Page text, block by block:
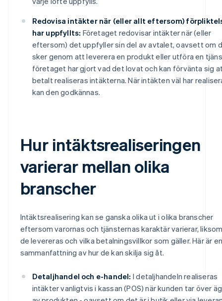
Redovisa intäkter när (eller allt eftersom)
har uppfyllts: Företaget redovisar intäkter när (eller
eftersom) det uppfyller sin del av avtalet, oavsett om
sker genom att leverera en produkt eller utföra en
företaget har gjort vad det lovat och kan förvänta sig
betalt realiseras intäkterna. När intäkten väl har
kan den godkännas.
Hur intäktsrealiseringen
varierar mellan olika
branscher
Intäktsrealisering kan se ganska olika ut i olika branscher
eftersom varornas och tjänsternas karaktär varierar,
de levereras och vilka betalningsvillkor som gäller. Här är en
sammanfattning av hur de kan skilja sig åt.
Detaljhandel och e-handel: I detaljhandeln realiseras
intäkter vanligtvis i kassan (POS) när kunden tar över